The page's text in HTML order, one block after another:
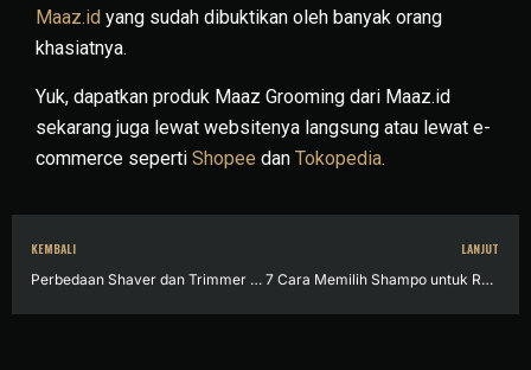
Maaz.id yang sudah dibuktikan oleh banyak orang
khasiatnya.
Yuk, dapatkan produk Maaz Grooming dari Maaz.id
sekarang juga lewat websitenya langsung atau lewat e-
commerce seperti Shopee dan Tokopedia.
KEMBALI
Perbedaan Shaver dan Trimmer dan Clipper untuk Mencukur Jenggot
LANJUT
7 Cara Memilih Shampo untuk Rambut Rontok Parah yang Efektif